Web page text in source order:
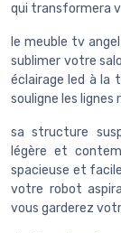
qui transformera
le meuble tv
sublimer votre
éclairage led à la
souligne les lignes
sa structure
légère et
spacieuse et
votre robot
vous garderez